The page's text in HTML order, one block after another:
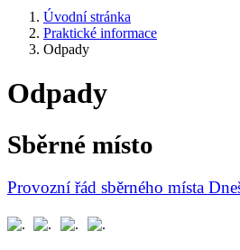
Úvodní stránka
Praktické informace
Odpady
Odpady
Sběrné místo
Provozní řád sběrného místa